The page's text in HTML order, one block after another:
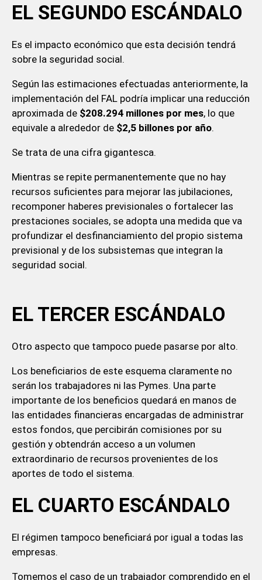
EL SEGUNDO ESCÁNDALO
Es el impacto económico que esta decisión tendrá
sobre la seguridad social.
Según las estimaciones efectuadas anteriormente, la
implementación del FAL podría implicar una reducción
aproximada de $208.294 millones por mes, lo que
equivale a alrededor de $2,5 billones por año.
Se trata de una cifra gigantesca.
Mientras se repite permanentemente que no hay
recursos suficientes para mejorar las jubilaciones,
recomponer haberes previsionales o fortalecer las
prestaciones sociales, se adopta una medida que va
profundizar el desfinanciamiento del propio sistema
previsional y de los subsistemas que integran la
seguridad social.
EL TERCER ESCÁNDALO
Otro aspecto que tampoco puede pasarse por alto.
Los beneficiarios de este esquema claramente no
serán los trabajadores ni las Pymes. Una parte
importante de los beneficios quedará en manos de
las entidades financieras encargadas de administrar
estos fondos, que percibirán comisiones por su
gestión y obtendrán acceso a un volumen
extraordinario de recursos provenientes de los
aportes de todo el sistema.
EL CUARTO ESCÁNDALO
El régimen tampoco beneficiará por igual a todas las
empresas.
Tomemos el caso de un trabajador comprendido en el